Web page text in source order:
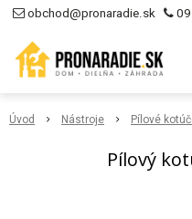
obchod@pronaradie.sk
Úvod Nástroje Pílové
Pílový